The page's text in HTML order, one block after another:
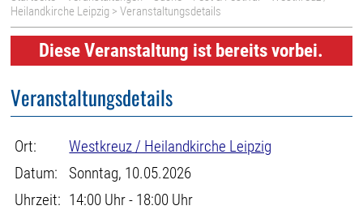
Heilandkirche Leipzig > Veranstaltungsdetails
Diese Veranstaltung ist bereits vorbei.
Veranstaltungsdetails
Ort:
Westkreuz / Heilandkirche Leipzig
Datum:
Sonntag, 10.05.2026
Uhrzeit: 14:00 Uhr - 18:00 Uhr